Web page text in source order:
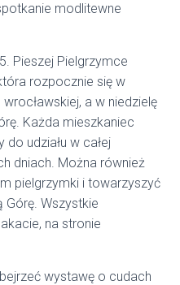
modlitewne
Pieszej Pielgrzymce
rozpocznie się w
a w niedzielę
Każda mieszkaniec
udziału w całej
dniach. Można również
pielgrzymki i towarzyszyć
Wszystkie
na stronie
wystawę o cudach